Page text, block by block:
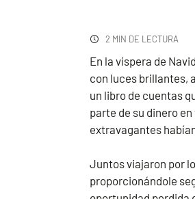
2 MIN DE LECTURA
En la víspera de
con luces brillantes,
un libro de cuentas
parte de su dinero
extravagantes
Juntos viajaron por
proporcionándole